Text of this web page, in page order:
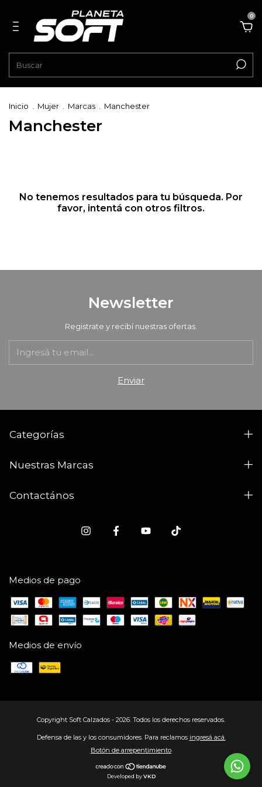
0
Inicio Mujer Marcas Manchester
Manchester
No tenemos resultados para tu búsqueda. Por
favor, intentá con otros filtros.
Newsletter
Registrate y recibí nuestras ofertas.
Categorías
Nuestras Marcas
Contactános
Medios de pago
Medios de envío
Copyright Soft Calzados - 2026. Todos los derechos reservados.
Defensa de las y los consumidores. Para reclamos ingresá acá.
Botón de arrepentimiento
Developed byVKD